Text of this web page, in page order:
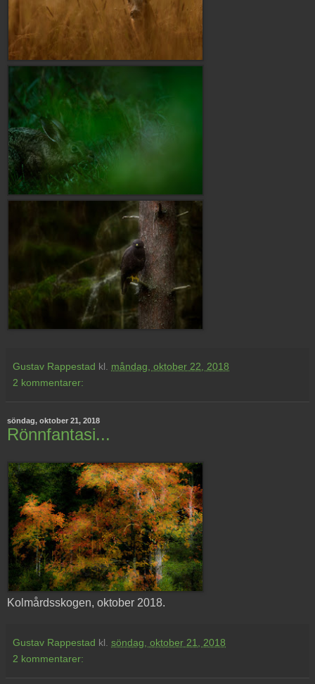
Gustav Rappestad kl. måndag, oktober 22, 2018
2 kommentarer:
söndag, oktober 21, 2018
Rönnfantasi...
Kolmårdsskogen, oktober 2018.
Gustav Rappestad kl. söndag, oktober 21, 2018
2 kommentarer: